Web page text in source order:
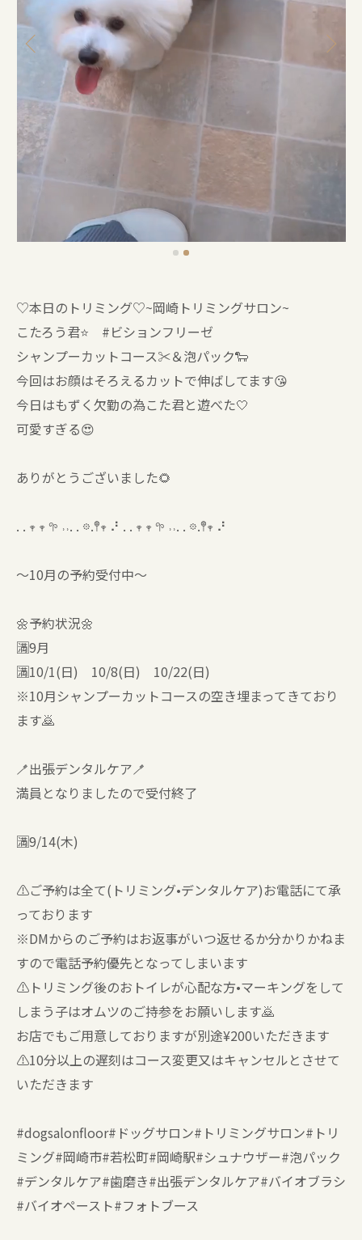
♡本日のトリミング♡⁠~岡崎トリミングサロン~
こたろう君⭐ #ビションフリーゼ
シャンプーカットコース✂️＆泡パック🐑
今回はお顔はそろえるカットで伸ばしてます😘
今日はもずく欠勤の為こた君と遊べた🤍
可愛すぎる😍
ありがとうございました🌻
. . 𖥧 𖥧 𖧧 ˒˒. . 𖡼.𖤣𖥧 ⠜ . . 𖥧 𖥧 𖧧 ˒˒. . 𖡼.𖤣𖥧 ⠜
〜10月の予約受付中〜
🌼予約状況🌼
🈵9月
🈵10/1(日) 10/8(日) 10/22(日)
※10月シャンプーカットコースの空き埋まってきており
ます🙇
🪥出張デンタルケア🪥
満員となりましたので受付終了
🈵9/14(木)
⚠️ご予約は全て(トリミング•デンタルケア)お電話にて承
っております
※DMからのご予約はお返事がいつ返せるか分かりかねま
すので電話予約優先となってしまいます
⚠️トリミング後のおトイレが心配な方•マーキングをして
しまう子はオムツのご持参をお願いします🙇
お店でもご用意しておりますが別途¥200いただきます
⚠️10分以上の遅刻はコース変更又はキャンセルとさせて
いただきます
#dogsalonfloor#ドッグサロン#トリミングサロン#トリ
ミング#岡崎市#若松町#岡崎駅#シュナウザー#泡パック
#デンタルケア#歯磨き#出張デンタルケア#バイオブラシ
#バイオペースト#フォトブース